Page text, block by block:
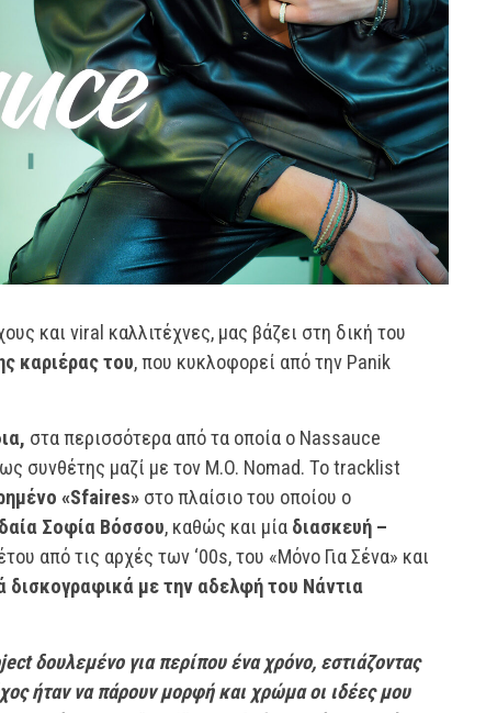
και viral καλλιτέχνες, μας βάζει στη δική του
καριέρας του, που κυκλοφορεί από την Panik
στα περισσότερα από τα οποία ο Nassauce
συνθέτης μαζί με τον M.O. Nomad. Το tracklist
«Sfaires» στο πλαίσιο του οποίου ο
Σοφία Βόσσου, καθώς και μία διασκευή –
από τις αρχές των ‘00s, του «Μόνο Για Σένα» και
δισκογραφικά με την αδελφή του Νάντια
δουλεμένο για περίπου ένα χρόνο, εστιάζοντας
ήταν να πάρουν μορφή και χρώμα οι ιδέες μου